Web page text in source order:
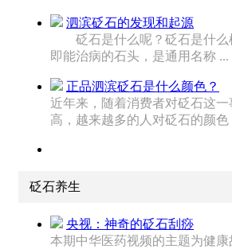
泗滨砭石的发现和起源
砭石是什么呢？砭石是什么
即能治病的石头，是通用名称 ...
正品泗滨砭石是什么颜色？
近年来，随着消费者对砭石这
高，越来越多的人对砭石的颜色
砭石养生
央视：神奇的砭石刮痧
本期中华医药视频的主题为健康